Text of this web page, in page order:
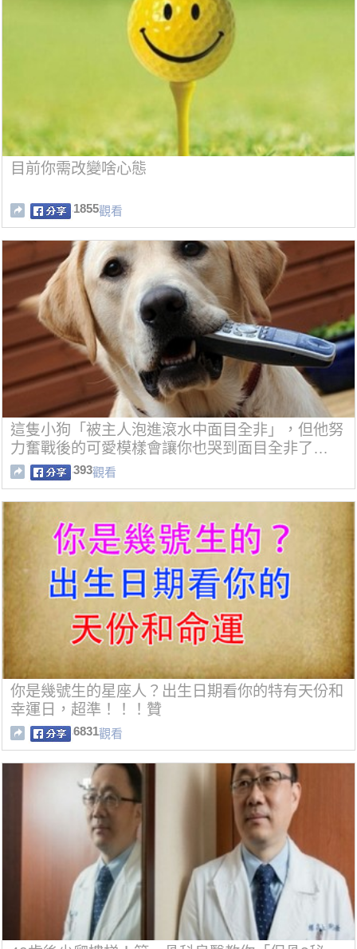
目前你需改變啥心態
1855觀看
這隻小狗「被主人泡進滾水中面目全非」，但他努
力奮戰後的可愛模樣會讓你也哭到面目全非了…
393觀看
你是幾號生的星座人？出生日期看你的特有天份和
幸運日，超準！！！贊
6831觀看